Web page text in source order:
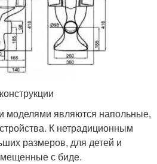
моделями являются напольные,
К нетрадиционным
размеров, для детей и
с биде.